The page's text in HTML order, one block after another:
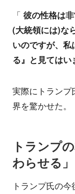
「 彼の性格は
(大統領には)な
いのですが、
る』と見てはい
実際にトランプ
界を驚かせた。
トランプ
わらせる」
トランプ氏の